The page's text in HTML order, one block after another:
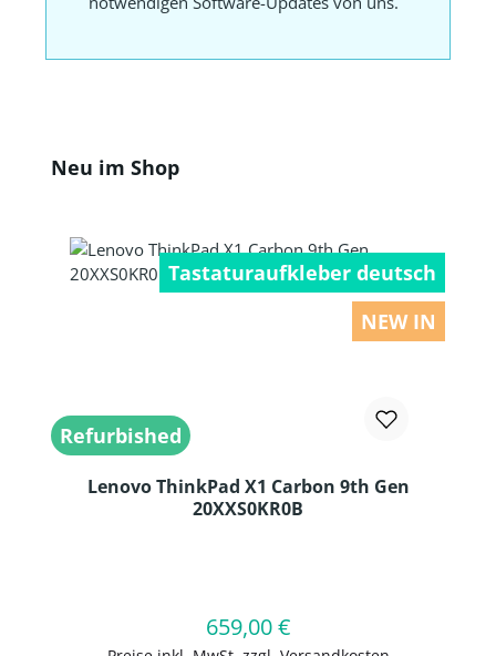
Produktgalerie überspringen
Neu im Shop
Tastaturaufkleber deutsch
NEW IN
Refurbished
Lenovo ThinkPad X1 Carbon 9th Gen
20XXS0KR0B
Regulärer Preis:
659,00 €
In den Warenkorb